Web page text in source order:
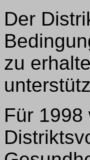
Der
zu
Für 1998